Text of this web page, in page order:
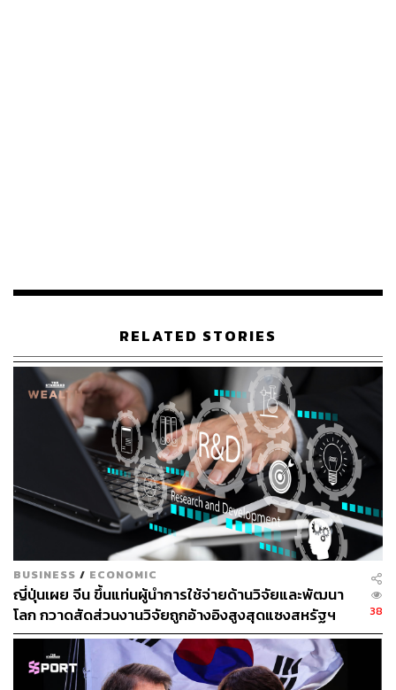
Lab ร่วมกับ BetterUp Labs ตีพิมพ์งานวิจัยใน Harvard
ออฟฟิศหลายล้านคนกำลังจมอยู่กับมันอย่างเงียบๆ
Workslop คือเนื้อหางานที่สร้างโดย AI ซึ่งดูเหมือนเป็นงานที่
ดี แต่กลับขาดเนื้อหาสาระที่จะช่วยให้งานนั้นเดินหน้าไปได้
มันดูเป็นมืออาชีพ ใช้คำที่ถูกต้อง แต่เมื่อพิจารณาให้ลึกลงไป
เนื้อหาที่อยู่ข้างในกลับกลวงเปล่า สไลด์ที่ไม่ได้บอกอะไร
บันทึกการประชุมที่สรุปอะไรไม่ได้ ‘ข้อเสนอแนะ’ ที่จริงๆ
แล้วเป็นเพียงรายการประเด็นที่โยนกลับให้คนถามไปคิดเอง
จากการสำรวจพนักงานออฟฟิศในสหรัฐฯ จำนวน 1,150 คน
40% บอกว่าพวกเขาได้รับ workslop ในเดือนที่ผ่านมา การ
แก้ไขแต่ละชิ้นใช้เวลาเฉลี่ยเกือบสองชั่วโมง นักวิจัยประเมิน
ว่าต้นทุนของเรื่องนี้อยู่ที่ 186 ดอลลาร์ต่อพนักงานหนึ่งคนต่อ
RELATED STORIES
BUSINESS / ECONOMIC
ญี่ปุ่นเผย จีน ขึ้นแท่นผู้นำการใช้จ่ายด้านวิจัยและพัฒนา
โลก กวาดสัดส่วนงานวิจัยถูกอ้างอิงสูงสุดแซงสหรัฐฯ
38